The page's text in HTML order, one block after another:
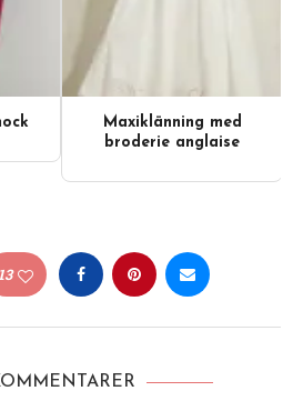
Maxiklänning med
broderie anglaise